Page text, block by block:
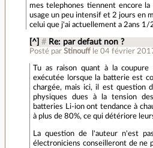
mes telephones tiennent encore
usage un peu intensif et 2 jours en
celui que j'ai actuellement a 2ans 1/
[^] # Re: par defaut non ?
Posté par Stinouff le 04 février
Tu as raison quant à la coupure
exécutée lorsque la batterie est
chargée, mais ici, il est question
physiques dues à la tension
batteries Li-ion ont tendance à
à plus de 80%, ce qui détériore
La question de l'auteur n'est
électroniciens conseilleront de ne